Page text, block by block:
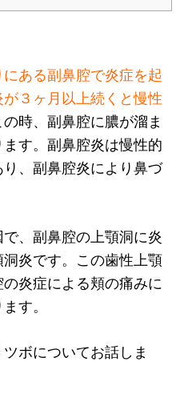
ある副鼻腔で炎症を起
３ヶ月以上続くと慢性
の時、副鼻腔に膿が溜ま
す。副鼻腔炎は慢性的
、副鼻腔炎により鼻づ
、副鼻腔の上顎洞に炎
炎です。この歯性上顎
炎症による頬の痛みに
す。
ボについてお話しま